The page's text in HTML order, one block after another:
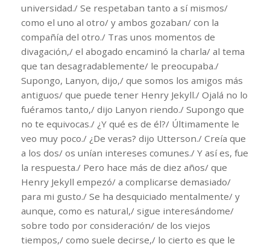
universidad./ Se respetaban tanto a sí mismos/
como el uno al otro/ y ambos gozaban/ con la
compañía del otro./ Tras unos momentos de
divagación,/ el abogado encaminó la charla/ al tema
que tan desagradablemente/ le preocupaba./
Supongo, Lanyon, dijo,/ que somos los amigos más
antiguos/ que puede tener Henry Jekyll./ Ojalá no lo
fuéramos tanto,/ dijo Lanyon riendo./ Supongo que
no te equivocas./ ¿Y qué es de él?/ Últimamente le
veo muy poco./ ¿De veras? dijo Utterson./ Creía que
a los dos/ os unían intereses comunes./ Y así es, fue
la respuesta./ Pero hace más de diez años/ que
Henry Jekyll empezó/ a complicarse demasiado/
para mi gusto./ Se ha desquiciado mentalmente/ y
aunque, como es natural,/ sigue interesándome/
sobre todo por consideración/ de los viejos
tiempos,/ como suele decirse,/ lo cierto es que le